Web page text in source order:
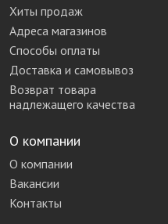
Хиты продаж
Адреса магазинов
Способы оплаты
Доставка и самовывоз
Возврат товара
надлежащего качества
О компании
О компании
Вакансии
Контакты